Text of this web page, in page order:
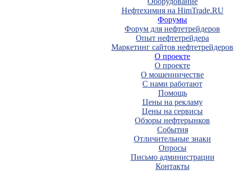
Нефтехимия на HimTrade.RU
Форумы
Форум для нефтетрейдеров
Опыт нефтетрейдера
Маркетинг сайтов нефтетрейдеров
О проекте
О проекте
О мошенничестве
С нами работают
Помощь
Цены на рекламу
Цены на сервисы
Обзоры нефтерынков
События
Отличительные знаки
Опросы
Письмо администрации
Контакты